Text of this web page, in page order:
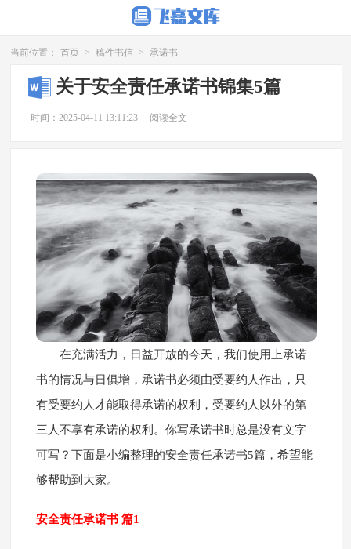
当前位置： 首页 > 稿件书信 > 承诺书
关于安全责任承诺书锦集5篇
时间：2025-04-11 13:11:23 阅读全文
在充满活力，日益开放的今天，我们使用上承诺
书的情况与日俱增，承诺书必须由受要约人作出，只
有受要约人才能取得承诺的权利，受要约人以外的第
三人不享有承诺的权利。你写承诺书时总是没有文字
可写？下面是小编整理的安全责任承诺书5篇，希望能
够帮助到大家。
安全责任承诺书 篇1